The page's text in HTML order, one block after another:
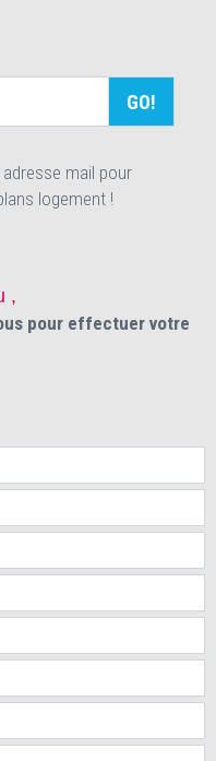
GO!
mail pour
logement !
,
pour effectuer votre